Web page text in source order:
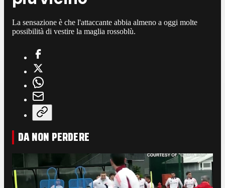
La sensazione è che l'attaccante abbia almeno a oggi molte
possibilità di vestire la maglia rossoblù.
DA NON PERDERE